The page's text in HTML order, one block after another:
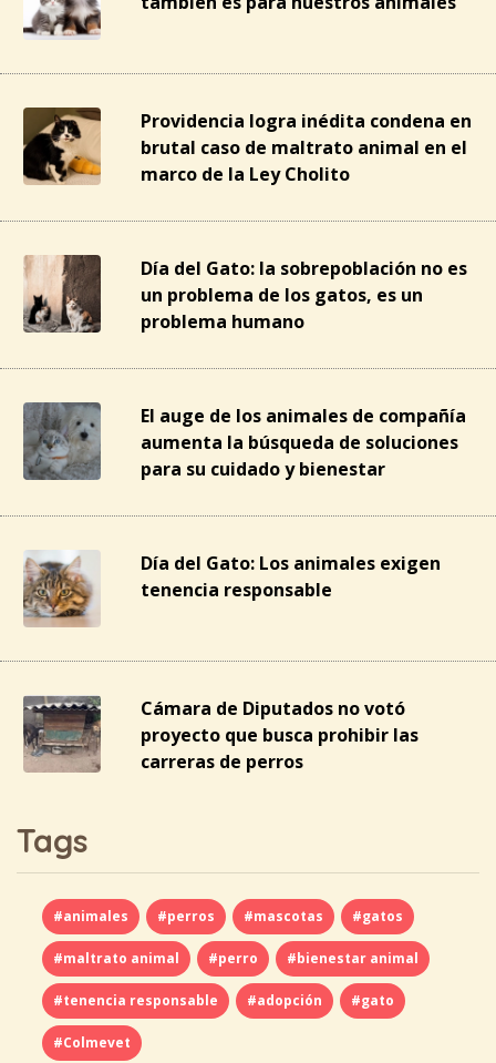
Providencia logra inédita condena en
brutal caso de maltrato animal en el
marco de la Ley Cholito
Día del Gato: la sobrepoblación no es
un problema de los gatos, es un
problema humano
El auge de los animales de compañía
aumenta la búsqueda de soluciones
para su cuidado y bienestar
Día del Gato: Los animales exigen
tenencia responsable
Cámara de Diputados no votó
proyecto que busca prohibir las
carreras de perros
Tags
#animales #perros #mascotas #gatos
#maltrato animal #perro #bienestar animal
#tenencia responsable #adopción #gato
#Colmevet